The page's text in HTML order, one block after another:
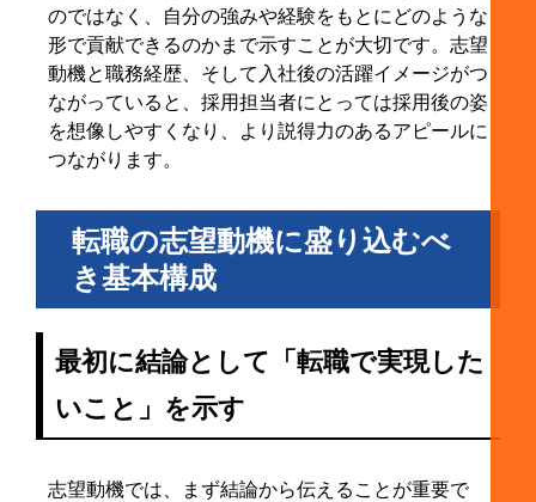
9-5. 正社員になりたいという理由はどう言い換え
ればよいですか？
10. まとめ
のではなく、自分の強みや経験をもとにどのような
形で貢献できるのかまで示すことが大切です。志望
動機と職務経歴、そして入社後の活躍イメージがつ
ながっていると、採用担当者にとっては採用後の姿
を想像しやすくなり、より説得力のあるアピールに
つながります。
転職の志望動機に盛り込むべ
き基本構成
最初に結論として「転職で実現した
いこと」を示す
志望動機では、まず結論から伝えることが重要で